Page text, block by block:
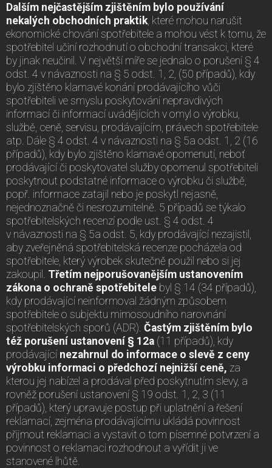
Dalším nejčastějším zjištěním bylo používání
nekalých obchodních praktik , které mohou narušit
ekonomické chování spotřebitele a mohou vést k tomu, že
spotřebitel učiní rozhodnutí o obchodní transakci, které
by jinak neučinil. V největší míře se jednalo o porušení § 4
odst. 4 v návaznosti na § 5 odst. 1, 2, (50 případů), kdy
bylo zjištěno klamavé konání prodávajícího vůči
spotřebiteli ve smyslu poskytování nepravdivých
informací či informací uvádějících v omyl o výrobku,
službě, ceně, servisu, prodávajícím, právech spotřebitele
atp. Dále § 4 odst. 4 v návaznosti na § 5a odst. 1, 2 (16
případů), kdy bylo zjištěno klamavé opomenutí, neboť
prodávající či poskytovatel služby opomenul spotřebiteli
poskytnout podstatné informace o výrobku či službě,
popř. informace zatajil nebo je poskytl nejasně,
nejednoznačně či nesrozumitelně. 5 případů se týkalo
spotřebitelských recenzí podle ust. § 4 odst. 4
v návaznosti na § 5a odst. 5, kdy prodávající nezajistil,
aby zveřejněná spotřebitelská recenze pocházela od
spotřebitele, který výrobek skutečně použil nebo si jej
zakoupil. Třetím nejporušovanějším ustanovením
zákona o ochraně spotřebitele byl § 14 (34 případů),
kdy prodávající neinformoval žádným způsobem
spotřebitele o subjektu mimosoudního narovnání
spotřebitelských sporů (ADR). Častým zjištěním bylo
též porušení ustanovení § 12a (11 případů), kdy
prodávající nezahrnul do informace o slevě z ceny
výrobku informaci o předchozí nejnižší ceně, za
kterou jej nabízel a prodával před poskytnutím slevy, a
rovněž porušení ustanovení § 19 odst. 1, 2, 3 (11
případů), který upravuje postup při uplatnění a řešení
reklamací, zejména prodávajícímu ukládá povinnost
přijmout reklamaci a vystavit o tom písemné potvrzení a
povinnost o reklamaci rozhodnout a vyřídit ji ve
stanovené lhůtě.